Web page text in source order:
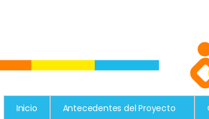
Inicio Antecedentes del Proyecto